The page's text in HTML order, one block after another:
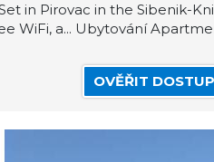
in Pirovac in the Sibenik-
a... Ubytování
OVĚŘIT